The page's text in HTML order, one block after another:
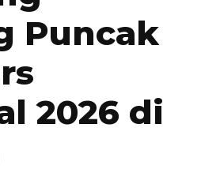
Puncak
2026 di